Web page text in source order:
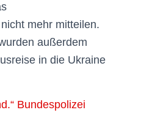
mehr mitteilen.
außerdem
in die Ukraine
Bundespolizei